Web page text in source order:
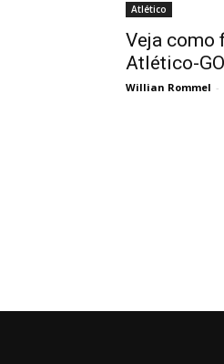
Atlético
Veja como
Atlético-
Willian Rommel -